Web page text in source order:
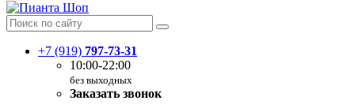
+7 (919) 797-73-31
10:00-22:00
без выходных
Заказать звонок